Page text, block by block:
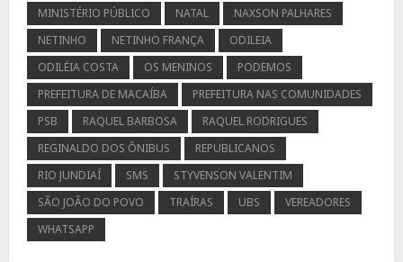
MINISTÉRIO PÚBLICO
NATAL
NAXSON PALHARES
NETINHO
NETINHO FRANÇA
ODILEIA
ODILÉIA COSTA
OS MENINOS
PODEMOS
PREFEITURA DE MACAÍBA
PREFEITURA NAS COMUNIDADES
PSB
RAQUEL BARBOSA
RAQUEL RODRIGUES
REGINALDO DOS ÔNIBUS
REPUBLICANOS
RIO JUNDIAÍ
SMS
STYVENSON VALENTIM
SÃO JOÃO DO POVO
TRAÍRAS UBS
VEREADORES
WHATSAPP